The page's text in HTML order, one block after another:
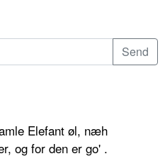
Elefant øl, næh
og for den er go' .